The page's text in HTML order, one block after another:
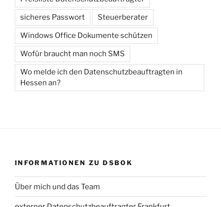
sicheres Passwort Steuerberater
Windows Office Dokumente schützen
Wofür braucht man noch SMS
Wo melde ich den Datenschutzbeauftragten in
Hessen an?
INFORMATIONEN ZU DSBOK
Über mich und das Team